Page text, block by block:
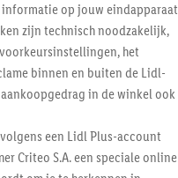
op jouw eindapparaat
zijn technisch noodzakelijk,
het
binnen en buiten de Lidl-
in de winkel ook
een Lidl Plus-account
Criteo S.A. een speciale online